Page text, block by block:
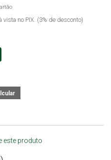
vista no PIX. (3% de desconto)
este produto